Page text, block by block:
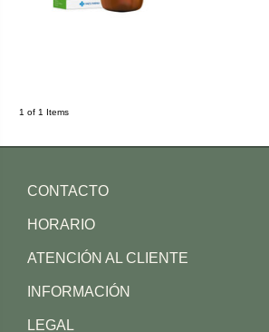
1 of 1 Items
CONTACTO
HORARIO
ATENCIÓN AL CLIENTE
INFORMACIÓN
LEGAL